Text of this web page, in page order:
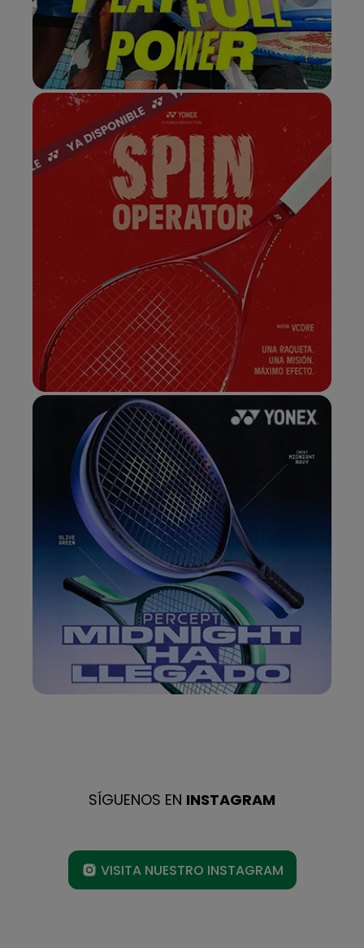
SÍGUENOS EN INSTAGRAM
VISITA NUESTRO INSTAGRAM